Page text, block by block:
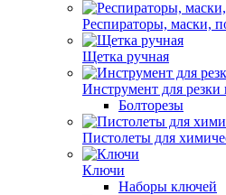
Респираторы, маски,
Щетка ручная
Инструмент для резки
Болторезы
Пистолеты для
Ключи
Наборы ключей